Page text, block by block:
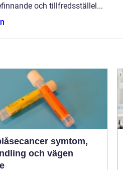
och tillfredsställel...
symtom,
och vägen